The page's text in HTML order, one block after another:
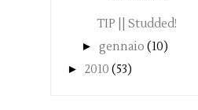
TIP || Studded!
► gennaio (10)
► 2010 (53)